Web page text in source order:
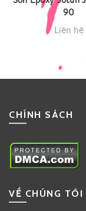
90
Liên hệ
CHÍNH SÁCH
VỀ CHÚNG TÔI